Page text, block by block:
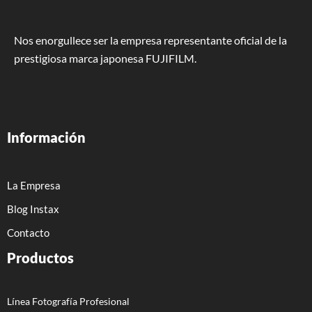
Nos enorgullece ser la empresa representante oficial de la
prestigiosa marca japonesa FUJIFILM.
Información
La Empresa
Blog Instax
Contacto
Productos
Línea Fotografía Profesional